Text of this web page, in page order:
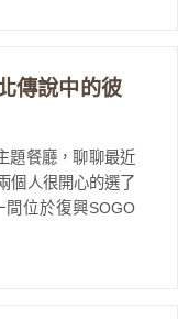
傳說中的彼
題餐廳，聊聊最近
個人很開心的選了
位於復興SOGO